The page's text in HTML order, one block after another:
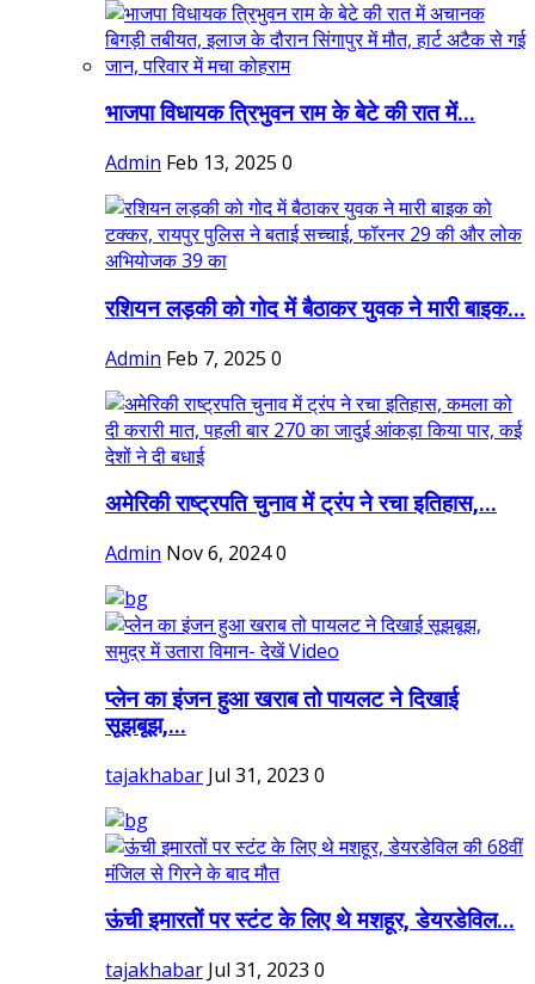
भाजपा विधायक त्रिभुवन राम के बेटे की रात में...
Admin Feb 13, 2025 0
रशियन लड़की को गोद में बैठाकर युवक ने मारी बाइक...
Admin Feb 7, 2025 0
अमेरिकी राष्ट्रपति चुनाव में ट्रंप ने रचा इतिहास,...
Admin Nov 6, 20240
प्लेन का इंजन हुआ खराब तो पायलट ने दिखाई
सूझबूझ,...
tajakhabar Jul 31, 2023 0
ऊंची इमारतों पर स्टंट के लिए थे मशहूर, डेयरडेविल...
tajakhabar Jul 31, 2023 0